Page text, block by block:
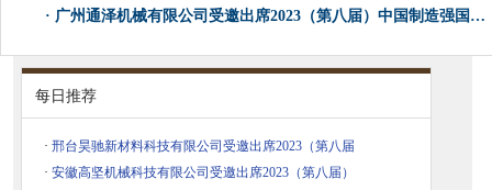
· 广州通泽机械有限公司受邀出席2023（第八届）中国制造强国论坛
每日推荐
· 邢台昊驰新材料科技有限公司受邀出席2023（第八届
· 安徽高坚机械科技有限公司受邀出席2023（第八届）